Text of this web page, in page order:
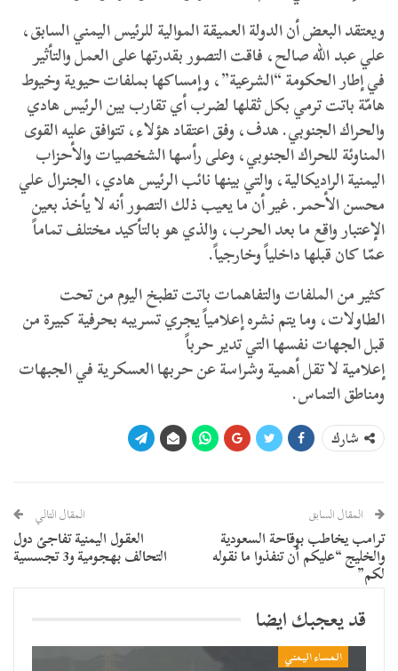
ويعتقد البعض أن الدولة العميقة الموالية للرئيس اليمني السابق،
علي عبد الله صالح، فاقت التصور بقدرتها على العمل والتأثير
في إطار الحكومة “الشرعية”، وإمساكها بملفات حيوية وخيوط
هامّة باتت ترمي بكل ثقلها لضرب أي تقارب بين الرئيس هادي
والحراك الجنوبي. هدف، وفق اعتقاد هؤلاء، تتوافق عليه القوى
المناوئة للحراك الجنوبي، وعلى رأسها الشخصيات والأحزاب
اليمنية الراديكالية، والتي بينها نائب الرئيس هادي، الجنرال علي
محسن الأحمر. غير أن ما يعيب ذلك التصور أنه لا يأخذ بعين
الإعتبار واقع ما بعد الحرب، والذي هو بالتأكيد مختلف تماماً
عمّا كان قبلها داخلياً وخارجياً.
كثير من الملفات والتفاهمات باتت تطبخ اليوم من تحت
الطاولات، وما يتم نشره إعلامياً يجري تسريبه بحرفية كبيرة من
قبل الجهات نفسها التي تدير حرباً
إعلامية لا تقل أهمية وشراسة عن حربها العسكرية في الجبهات
ومناطق التماس.
شارك
المقال السابق
ترامب يخاطب بوقاحة السعودية
والخليج “عليكم أن تنفذوا ما نقوله
لكم”
المقال التالي
العقول اليمنية تفاجئ دول
التحالف بهجومية و3 تجسسية
قد يعجبك ايضا
المساء اليمني